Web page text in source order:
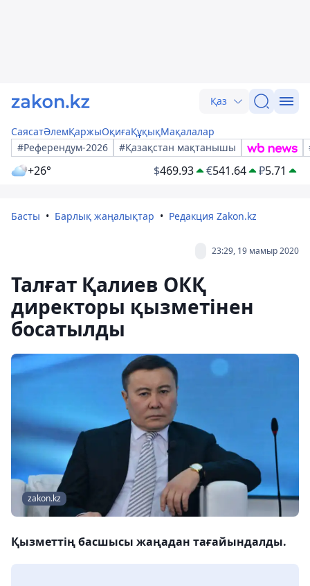
Қаз
СаясатӘлемҚаржыОқиғаҚұқықМақалалар
#Референдум-2026
#Қазақстан мақтанышы
+26° $469.93 €541.64 ₽5.71
Басты Барлық жаңалықтар Редакция Zakon.kz
23:29, 19 мамыр 2020
Талғат Қалиев ОКҚ
директоры қызметінен
босатылды
zakon.kz
Қызметтің басшысы жаңадан тағайындалды.